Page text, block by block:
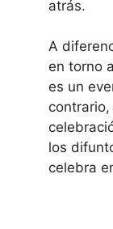
atrás.
A
en torno
es un
los
celebra